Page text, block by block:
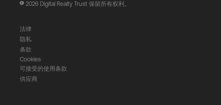
2026 Digital Realty Trust 保留所有权利。
法律
隐私
条款
Cookies
可接受的使用条款
供应商